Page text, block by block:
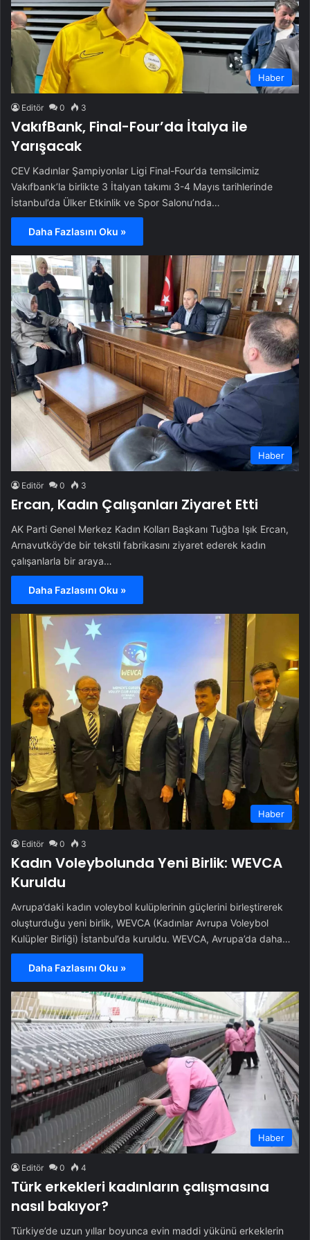
Haber
Editör 0 3
VakıfBank, Final-Four’da İtalya ile
Yarışacak
CEV Kadınlar Şampiyonlar Ligi Final-Four’da temsilcimiz
Vakıfbank’la birlikte 3 İtalyan takımı 3-4 Mayıs tarihlerinde
İstanbul’da Ülker Etkinlik ve Spor Salonu’nda…
Daha Fazlasını Oku »
Haber
Editör 0 3
Ercan, Kadın Çalışanları Ziyaret Etti
AK Parti Genel Merkez Kadın Kolları Başkanı Tuğba Işık Ercan,
Arnavutköy’de bir tekstil fabrikasını ziyaret ederek kadın
çalışanlarla bir araya…
Daha Fazlasını Oku »
Haber
Editör 0 3
Kadın Voleybolunda Yeni Birlik: WEVCA
Kuruldu
Avrupa’daki kadın voleybol kulüplerinin güçlerini birleştirerek
oluşturduğu yeni birlik, WEVCA (Kadınlar Avrupa Voleybol
Kulüpler Birliği) İstanbul’da kuruldu. WEVCA, Avrupa’da daha…
Daha Fazlasını Oku »
Haber
Editör 0 4
Türk erkekleri kadınların çalışmasına
nasıl bakıyor?
Türkiye’de uzun yıllar boyunca evin maddi yükünü erkeklerin